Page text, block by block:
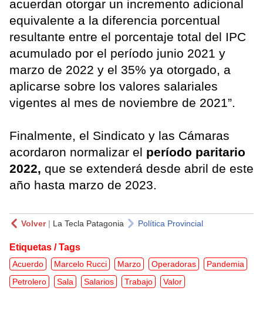
acuerdan otorgar un incremento adicional
equivalente a la diferencia porcentual
resultante entre el porcentaje total del IPC
acumulado por el período junio 2021 y
marzo de 2022 y el 35% ya otorgado, a
aplicarse sobre los valores salariales
vigentes al mes de noviembre de 2021”.
Finalmente, el Sindicato y las Cámaras
acordaron normalizar el período paritario
2022, que se extenderá desde abril de este
año hasta marzo de 2023.
Volver| La Tecla Patagonia Política Provincial
Etiquetas / Tags
Acuerdo Marcelo Rucci Marzo Operadoras
Pandemia
Petrolero
Sala Salarios Trabajo Valor